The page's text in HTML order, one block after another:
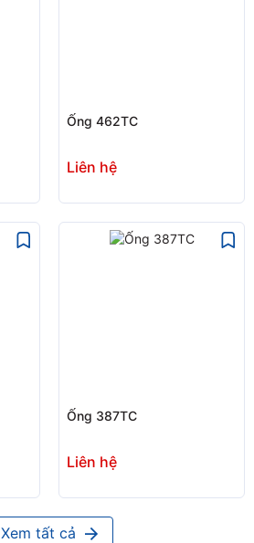
Ống 462TC
Liên hệ
Ống 387TC
Liên hệ
Xem tất cả